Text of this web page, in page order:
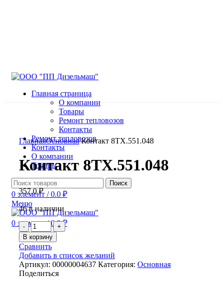
Главная страница
О компании
Товары
Ремонт тепловозов
Контакты
Ремонт тепловозов
Контакты
О компании
Товары
Поиск
0 элемент / 0.0 ₽
Меню
0 элемент / 0.0₽
Нажмите, чтобы увеличить
ГлавнаяОсновнаяКонтакт 8ТХ.551.048
Контакт 8ТХ.551.048
357.0₽
46 в наличии
Количество
товара
Контакт
8ТХ.551.048
В корзину
Сравнить
Добавить в список желаний
Артикул: 00000004637 Категория: Основная
Поделиться